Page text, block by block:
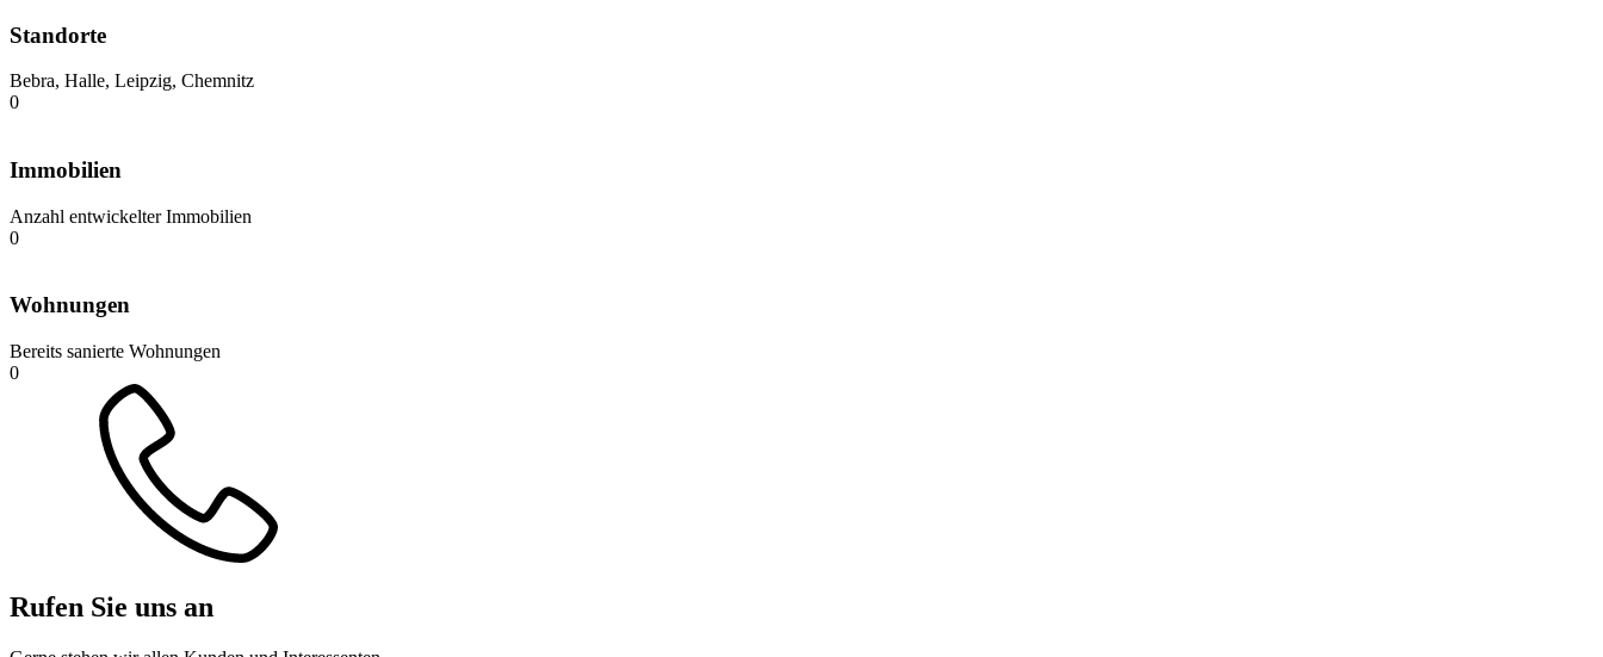
Standorte
Bebra, Halle, Leipzig, Chemnitz
0
Immobilien
Anzahl entwickelter Immobilien
0
Wohnungen
Bereits sanierte Wohnungen
0
Rufen Sie uns an